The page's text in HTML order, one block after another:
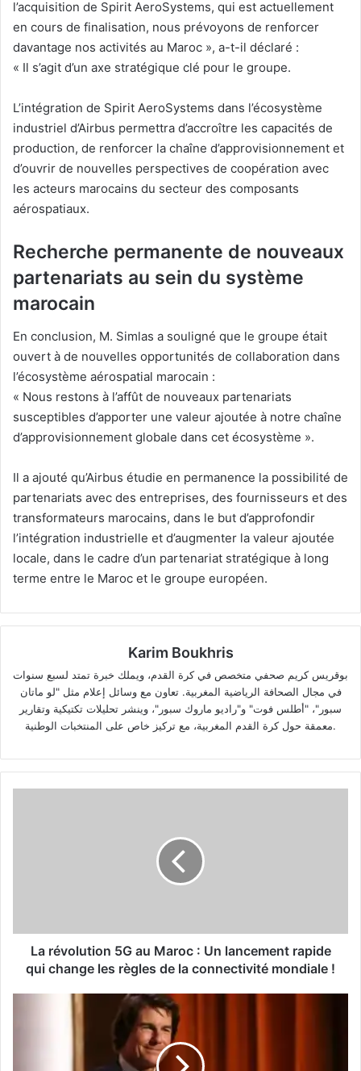
l’acquisition de Spirit AeroSystems, qui est actuellement
en cours de finalisation, nous prévoyons de renforcer
davantage nos activités au Maroc », a-t-il déclaré :
« Il s’agit d’un axe stratégique clé pour le groupe.
L’intégration de Spirit AeroSystems dans l’écosystème
industriel d’Airbus permettra d’accroître les capacités de
production, de renforcer la chaîne d’approvisionnement et
d’ouvrir de nouvelles perspectives de coopération avec
les acteurs marocains du secteur des composants
aérospatiaux.
Recherche permanente de nouveaux
partenariats au sein du système
marocain
En conclusion, M. Simlas a souligné que le groupe était
ouvert à de nouvelles opportunités de collaboration dans
l’écosystème aérospatial marocain :
« Nous restons à l’affût de nouveaux partenariats
susceptibles d’apporter une valeur ajoutée à notre chaîne
d’approvisionnement globale dans cet écosystème ».
Il a ajouté qu’Airbus étudie en permanence la possibilité de
partenariats avec des entreprises, des fournisseurs et des
transformateurs marocains, dans le but d’approfondir
l’intégration industrielle et d’augmenter la valeur ajoutée
locale, dans le cadre d’un partenariat stratégique à long
terme entre le Maroc et le groupe européen.
Karim Boukhris
بوقريس كريم صحفي متخصص في كرة القدم، ويملك خبرة تمتد لسبع سنوات
في مجال الصحافة الرياضية المغربية. تعاون مع وسائل إعلام مثل "لو ماتان
سبور"، "أطلس فوت" و"راديو ماروك سبور"، وينشر تحليلات تكتيكية وتقارير
معمقة حول كرة القدم المغربية، مع تركيز خاص على المنتخبات الوطنية.
rapide
change
La révolution 5G au Maroc : Un lancement rapide
qui change les règles de la connectivité mondiale !